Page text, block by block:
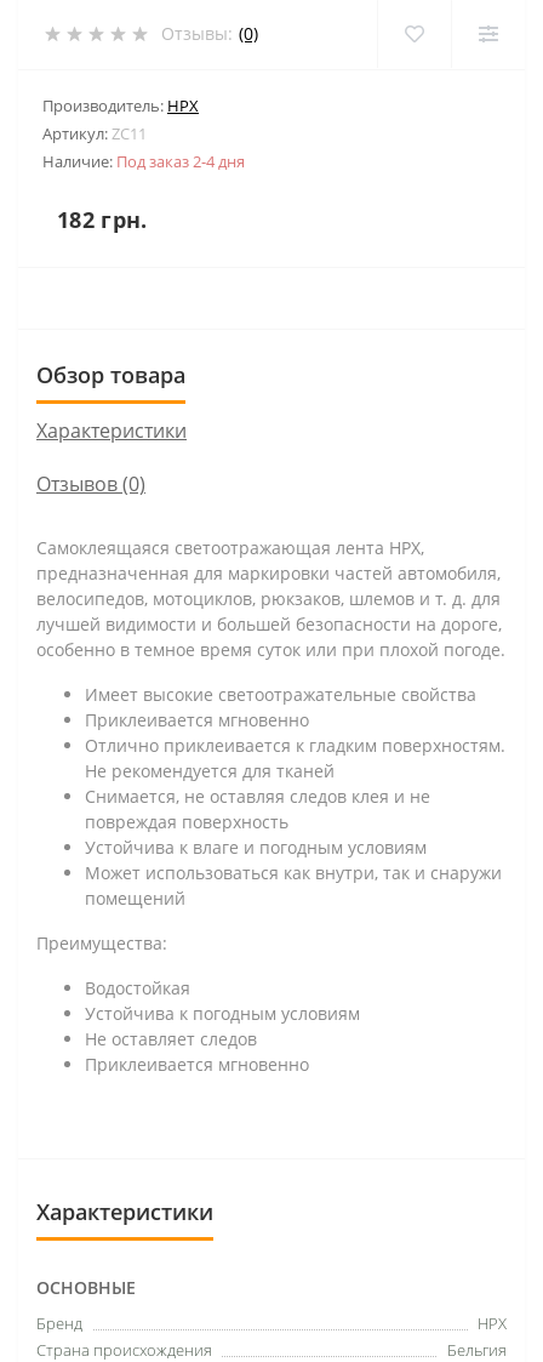
Отзывы: (0)
Производитель: HPX
Артикул:ZC11
Наличие: Под заказ 2-4 дня
182 грн.
Обзор товара
Характеристики
Отзывов (0)
Самоклеящаяся светоотражающая лента HPX,
предназначенная для маркировки частей автомобиля,
велосипедов, мотоциклов, рюкзаков, шлемов и т. д. для
лучшей видимости и большей безопасности на дороге,
особенно в темное время суток или при плохой погоде.
Имеет высокие светоотражательные свойства
Приклеивается мгновенно
Отлично приклеивается к гладким поверхностям.
Не рекомендуется для тканей
Снимается, не оставляя следов клея и не
повреждая поверхность
Устойчива к влаге и погодным условиям
Может использоваться как внутри, так и снаружи
помещений
Преимущества:
Водостойкая
Устойчива к погодным условиям
Не оставляет следов
Приклеивается мгновенно
Характеристики
ОСНОВНЫЕ
Бренд
HPX
Страна происхождения
Бельгия